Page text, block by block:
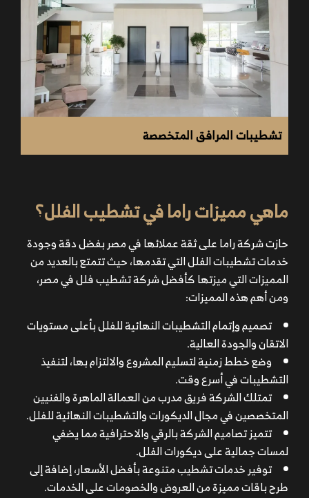
تشطيبات المرافق المتخصصة
ماهي مميزات راما في تشطيب الفلل؟
حازت شركة راما على ثقة عملائها في مصر بفضل دقة وجودة
خدمات تشطيبات الفلل التي تقدمها، حيث تتمتع بالعديد من
المميزات التي ميزتها كأفضل شركة تشطيب فلل في مصر،
ومن أهم هذه المميزات:
تصميم وإتمام التشطيبات النهائية للفلل بأعلى مستويات
الاتقان والجودة العالية.
وضع خطط زمنية لتسليم المشروع والالتزام بها، لتنفيذ
التشطيبات في أسرع وقت.
تمتلك الشركة فريق مدرب من العمالة الماهرة والفنيين
المتخصصين في مجال الديكورات والتشطيبات النهائية للفلل.
تتميز تصاميم الشركة بالرقي والاحترافية مما يضفي
لمسات جمالية على ديكورات الفلل.
توفير خدمات تشطيب متنوعة بأفضل الأسعار، إضافة إلى
طرح باقات مميزة من العروض والخصومات على الخدمات.